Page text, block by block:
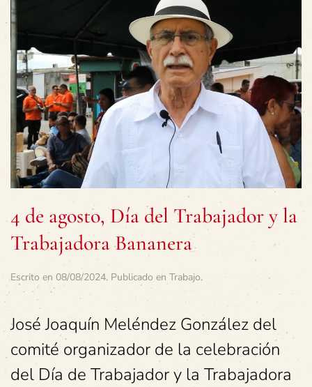
4 de agosto, Día del Trabajador y la
Trabajadora Bananera
Escrito en 08/08/2024. Publicado en Trabajo.
José Joaquín Meléndez González del
comité organizador de la celebración
del Día de Trabajador y la Trabajadora